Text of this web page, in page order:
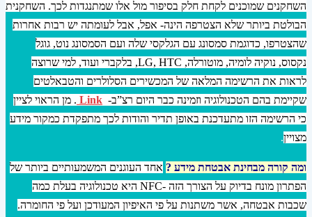
השחקנים שמוכנים לקחת חלק בסיפור מול אלו שמתנגדות לכך. השחקנית
הבולטת ביותר שלא הצטרפה הינה- אפל, אבל לעומתה יש רבות אחרות
שהצטרפו, כדוגמת סמסונג עם הגלקסי שלה ועם הסמסונג נוט, גוגל
נקסוס, נוקיה לומיה, מוטורלה, LG, HTC, בלקברי ועוד, למי שרוצה
לראות את הרשימה המלאה של המכשירים הסלולרים והטבאלטים
שקיימת בהם הטכנולוגיה וזמינה כבר היום רצ”ב- Link . מן הראוי לציין
כי הרשימה הזו מתעדכנת באופן תדיר והודות לכך מתפקדת כמקור מידע
מצויין.
ומה קורה מבחינת אבטחת מידע ? אחד העוגנים המשמעותיים ביותר של
הפתרון מונח
בדיוק על הצורך הזה -NFC היא טכנולוגיה בעלת כמה
שכבות אבטחה, אשר משתנות על פי האיפיון המעודכן ועל פי החומרה.